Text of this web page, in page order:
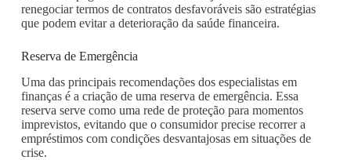
renegociar termos de contratos desfavoráveis são estratégias
que podem evitar a deterioração da saúde financeira.
Reserva de Emergência
Uma das principais recomendações dos especialistas em
finanças é a criação de uma reserva de emergência. Essa
reserva serve como uma rede de proteção para momentos
imprevistos, evitando que o consumidor precise recorrer a
empréstimos com condições desvantajosas em situações de
crise.